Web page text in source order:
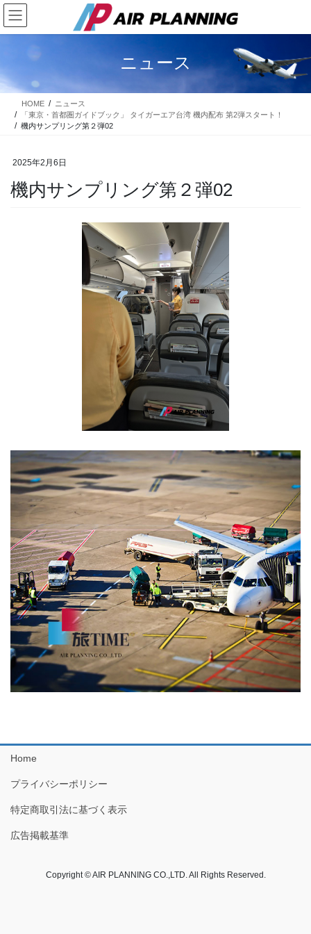
コ
ン
テ
に
移
ナ
ビ
ゲ
ョ
ン
ニュース
HOME
ニュース
「東京・首都圏ガイドブック」 タイガーエア台湾 機内配布 第2弾スタート！
機内サンプリング第２弾02
2025年2月6日
機内サンプリング第２弾02
Home
プライバシーポリシー
特定商取引法に基づく表示
広告掲載基準
Copyright © AIR PLANNING CO.,LTD. All Rights Reserved.